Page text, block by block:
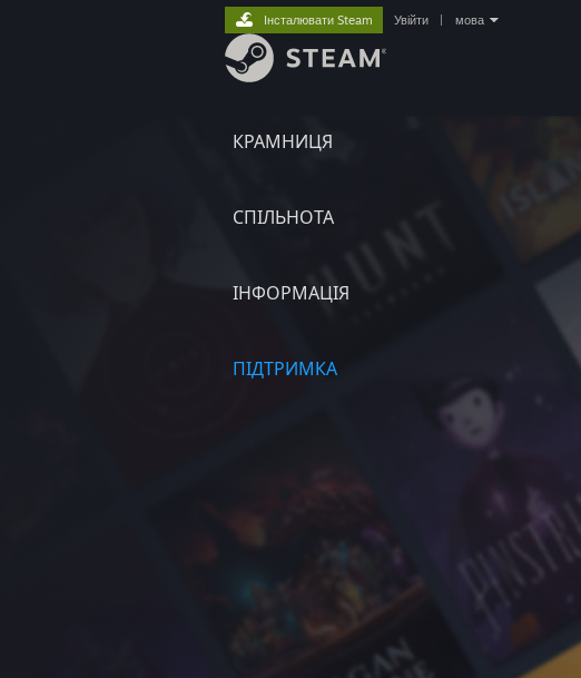
КРАМНИЦЯ
СПІЛЬНОТА
ІНФОРМАЦІЯ
ПІДТРИМКА
Інсталювати Steam Увійти мова